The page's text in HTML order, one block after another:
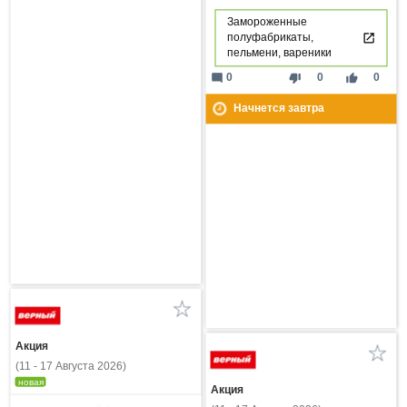
Замороженные
полуфабрикаты,
пельмени, вареники
thumb_down 0 thumb_up 0
mode_comment 0
Начнется завтра
Акция
(11 - 17 Августа 2026)
новая
Акция